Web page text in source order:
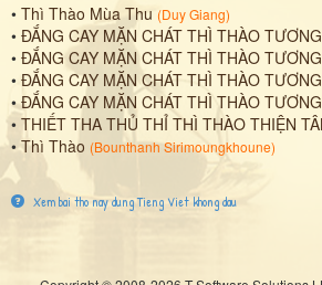
• Thì Thào Mùa Thu (Duy Giang)
• ĐẮNG CAY MẶN CHÁT THÌ THÀO
• ĐẮNG CAY MẶN CHÁT THÌ THÀO
• ĐẮNG CAY MẶN CHÁT THÌ THÀO
•ĐẮNG CAY MẶN CHÁT THÌ THÀO
• THIẾT THA THỦ THỈ THÌ THÀO THIỆN
•Thì Thào (Bounthanh Sirimoungkhoune)
Xem bai tho nay dung Tieng Viet khong dau